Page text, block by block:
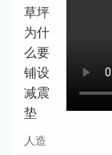
草坪
为什
么要
铺设
减震
垫
人造